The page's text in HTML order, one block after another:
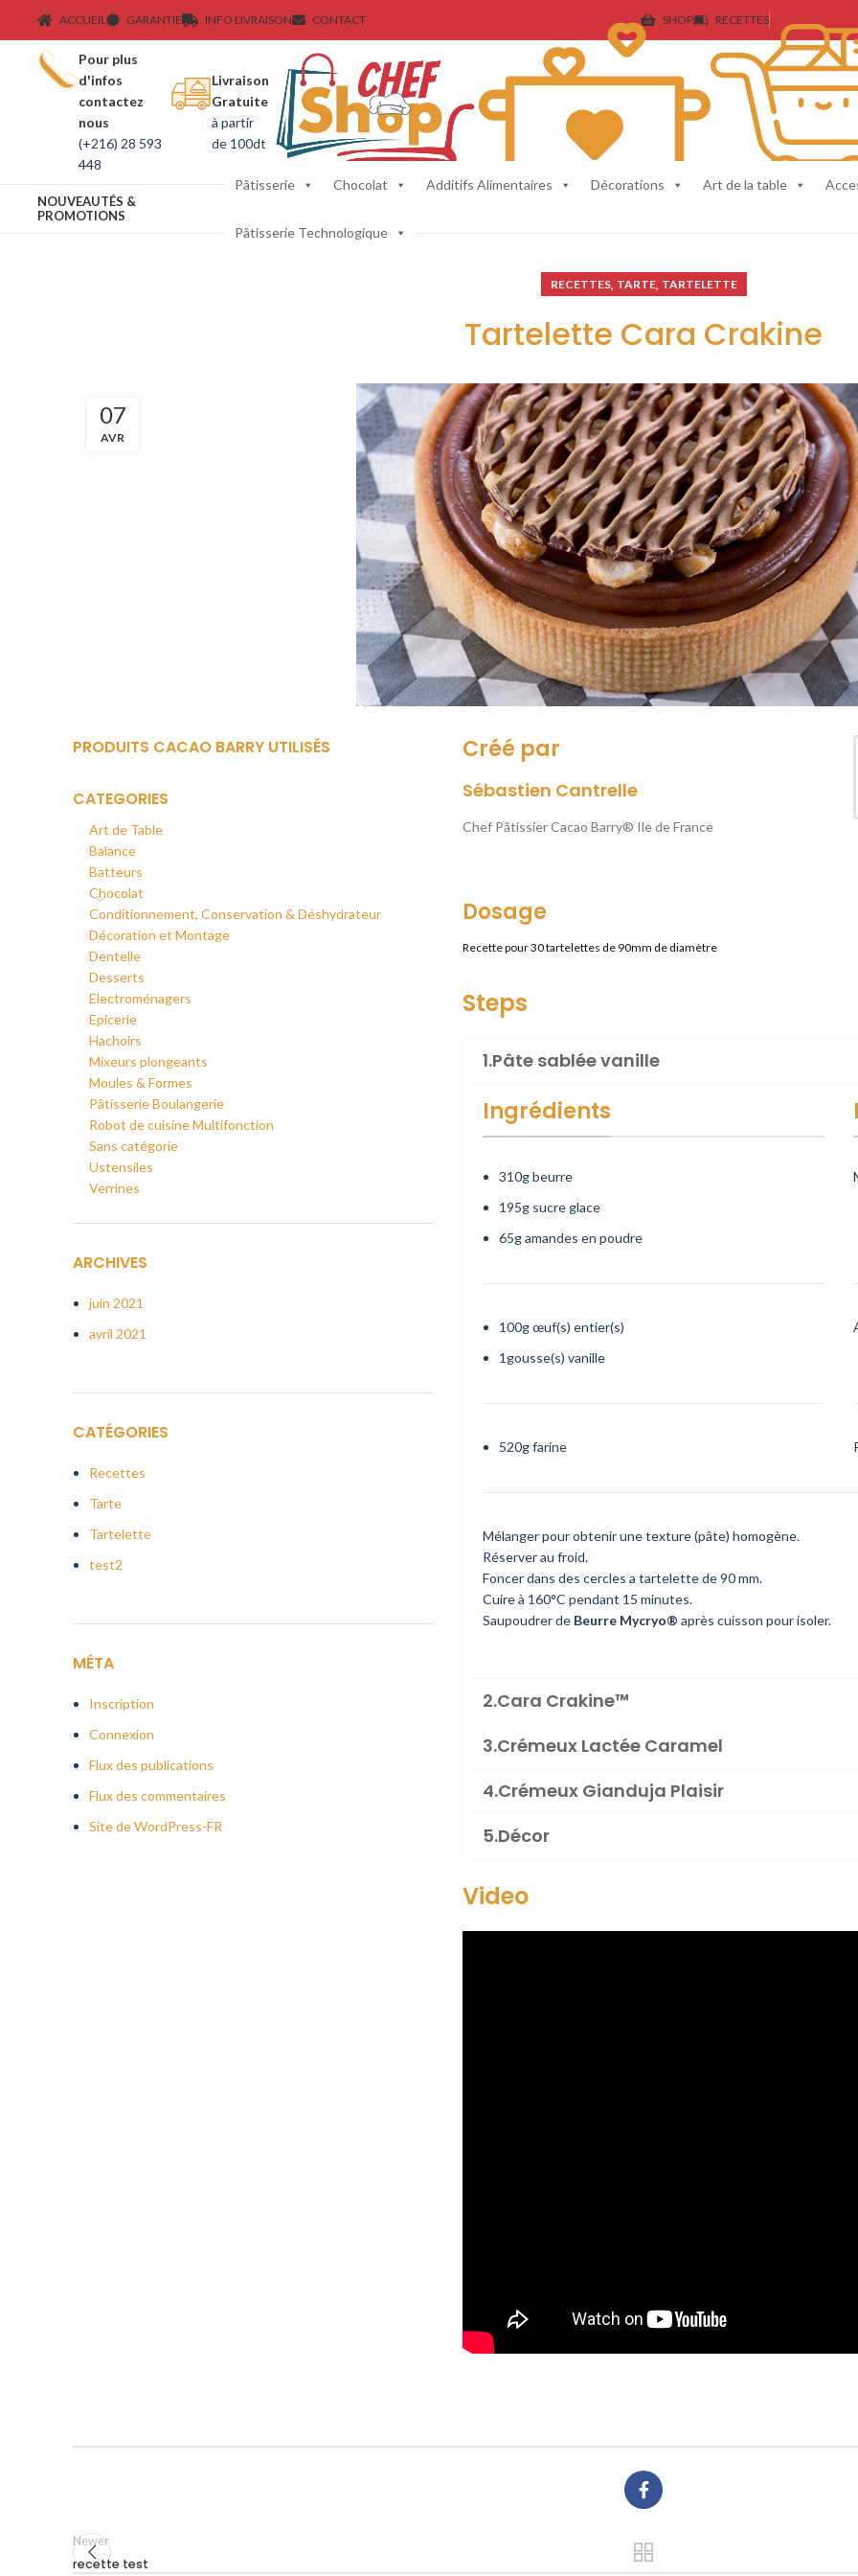
ACCUEIL GARANTIE INFO LIVRAISON CONTACT SHOP RECETTES
Pour plus
d'infos
contactez
nous
(+216) 28 593
448
Livraison
Gratuite
à partir
de 100dt
NOUVEAUTÉS &
PROMOTIONS
Pâtisserie Chocolat Additifs Alimentaires Décorations Art de la table
Pâtisserie Technologique
RECETTES, TARTE, TARTELETTE
Tartelette Cara Crakine
07
AVR
PRODUITS CACAO BARRY UTILISÉS
CATEGORIES
Art de Table
Balance
Batteurs
Chocolat
Conditionnement, Conservation & Déshydrateur
Décoration et Montage
Dentelle
Desserts
Electroménagers
Epicerie
Hachoirs
Mixeurs plongeants
Moules & Formes
Pâtisserie Boulangerie
Robot de cuisine Multifonction
Sans catégorie
Ustensiles
Verrines
ARCHIVES
juin 2021
avril 2021
CATÉGORIES
Recettes
Tarte
Tartelette
test2
MÉTA
Inscription
Connexion
Flux des publications
Flux des commentaires
Site de WordPress-FR
Créé par
Sébastien Cantrelle
Chef Pâtissier Cacao Barry® Ile de France
Dosage
Recette pour 30 tartelettes de 90mm de diamètre
Steps
1.Pâte sablée vanille
Ingrédients
310gbeurre
195g sucre glace
65gamandes en poudre
100gœuf(s) entier(s)
1gousse(s)vanille
520gfarine
Mélanger pour obtenir une texture (pâte) homogène.
Réserver au froid.
Foncer dans des cercles a tartelette de 90 mm.
Cuire à 160°C pendant 15 minutes.
Saupoudrer de Beurre Mycryo®après cuisson pour isoler.
2.Cara Crakine™
3.Crémeux Lactée Caramel
4.Crémeux Gianduja Plaisir
5.Décor
Video
Newer
recette test